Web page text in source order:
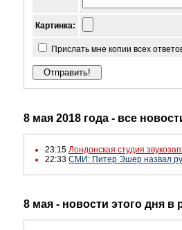
Картинка:
Прислать мне копии всех
8 мая 2018 года - все
23:15 Лондонская студия
22:33 СМИ: Питер Эшер назвал
8 мая - новости этого дня в